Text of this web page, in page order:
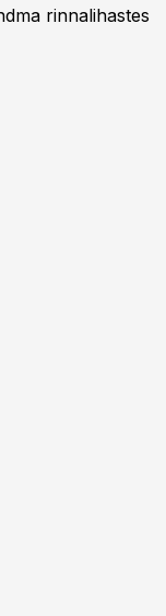
rinnalihastes